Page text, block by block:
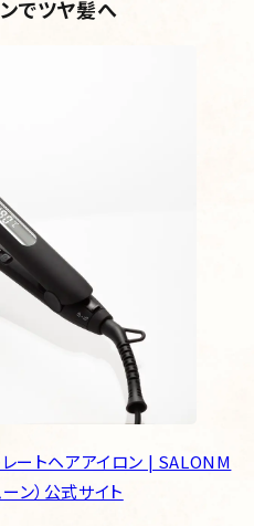
でツヤ髪へ
レートヘアアイロン | SALONM
ン）公式サイト